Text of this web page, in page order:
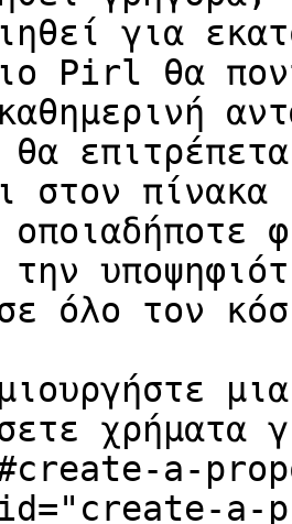
για
Pirl θα
θα
στον
οποιαδήποτε
όλο τον
χρήματα
a-
a-